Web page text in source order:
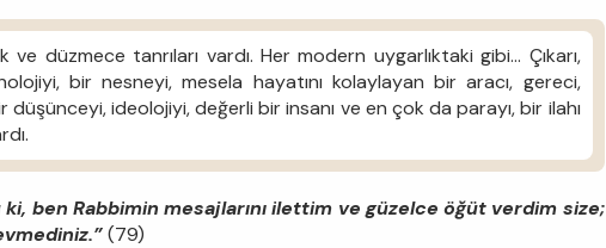
ve düzmece tanrıları vardı. Her modern uygarlıktaki gibi... Çıkarı,
bir nesneyi, mesela hayatını kolaylayan bir aracı, gereci,
ideolojiyi, değerli bir insanı ve en çok da parayı, bir ilahı
ben Rabbimin mesajlarını ilettim ve güzelce öğüt verdim size;
(79)